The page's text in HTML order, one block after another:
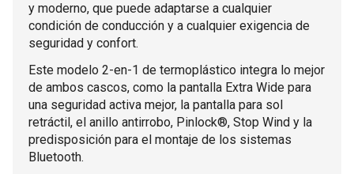
y moderno, que puede adaptarse a cualquier
condición de conducción y a cualquier exigencia de
seguridad y confort.
Este modelo 2-en-1 de termoplástico integra lo mejor
de ambos cascos, como la pantalla Extra Wide para
una seguridad activa mejor, la pantalla para sol
retráctil, el anillo antirrobo, Pinlock®, Stop Wind y la
predisposición para el montaje de los sistemas
Bluetooth.